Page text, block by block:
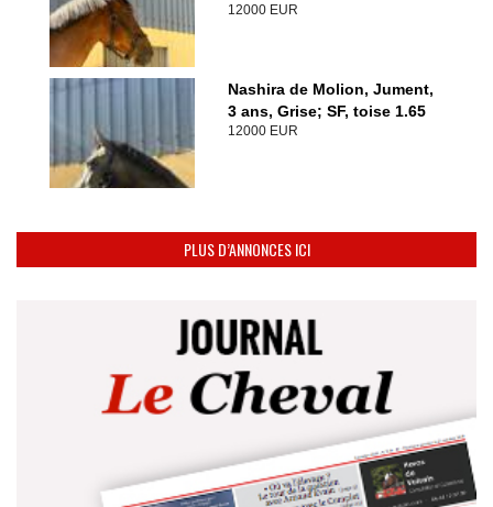
12000 EUR
Nashira de Molion, Jument,
3 ans, Grise; SF, toise 1.65
12000 EUR
PLUS D’ANNONCES ICI